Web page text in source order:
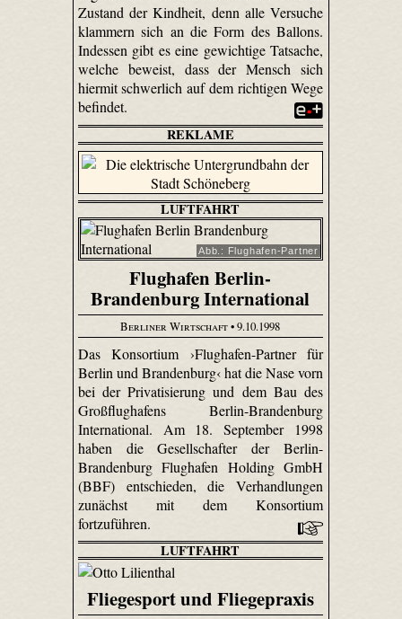
Zustand der Kindheit, denn alle Versuche
klammern sich an die Form des Ballons.
Indessen gibt es eine gewichtige Tatsache,
welche beweist, dass der Mensch sich
hiermit schwerlich auf dem richtigen Wege
befindet.
REKLAME
LUFTFAHRT
Abb.: Flughafen-Partner
Flughafen Berlin-
Brandenburg International
Berliner Wirtschaft• 9.10.1998
Das Konsortium ›Flughafen-Partner für
Berlin und Brandenburg‹ hat die Nase vorn
bei der Privatisierung und dem Bau des
Großflughafens Berlin-Brandenburg
International. Am 18. September 1998
haben die Gesellschafter der Berlin-
Brandenburg Flughafen Holding GmbH
(BBF) entschieden, die Verhandlungen
zunächst mit dem Konsortium
fortzuführen.
LUFTFAHRT
Fliegesport und Fliegepraxis